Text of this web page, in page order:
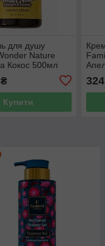
для душу
Nature
Кокос 500мл
Купити